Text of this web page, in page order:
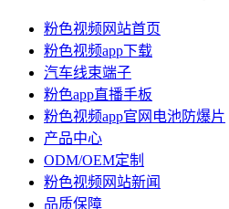
粉色视频网站首页
粉色视频app下载
汽车线束端子
粉色app直播手板
粉色视频app官网电池防爆片
产品中心
ODM/OEM定制
粉色视频网站新闻
品质保障